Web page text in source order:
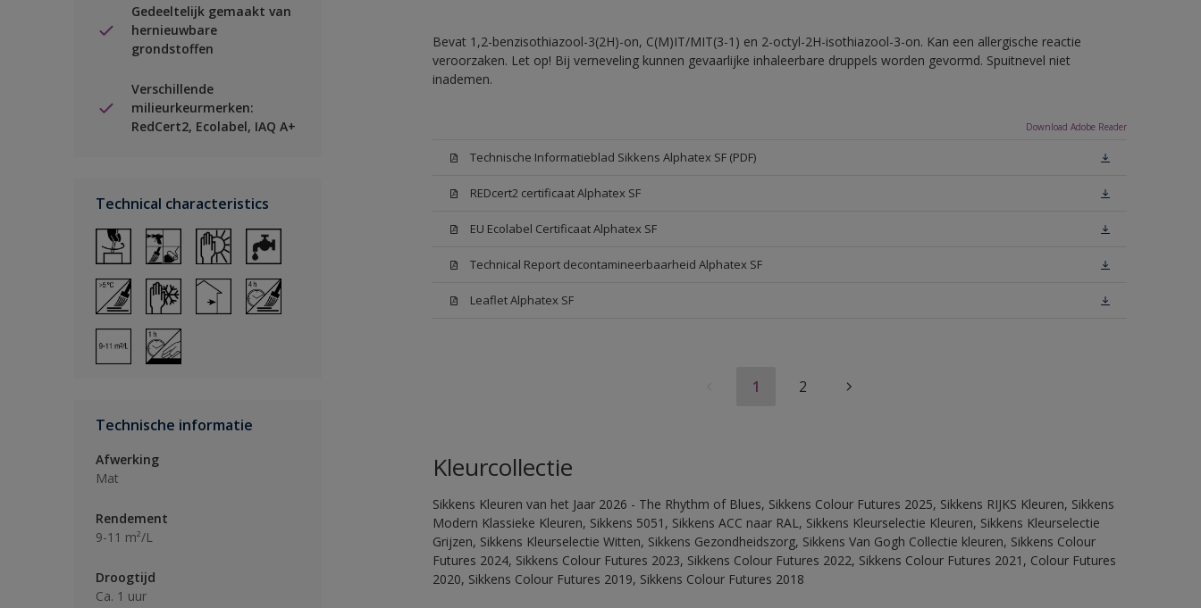
Gedeeltelijk gemaakt van
hernieuwbare
grondstoffen
Verschillende
milieurkeurmerken:
RedCert2, Ecolabel, IAQ A+
Technical characteristics
Technische informatie
Afwerking
Mat
Rendement
9-11 m²/L
Droogtijd
Ca. 1 uur
Bevat 1,2-benzisothiazool-3(2H)-on, C(M)IT/MIT(3-1) en 2-octyl-2H-isothiazool-3-on. Kan een allergische reactie
veroorzaken. Let op! Bij verneveling kunnen gevaarlijke inhaleerbare druppels worden gevormd. Spuitnevel niet
inademen.
Download Adobe Reader
Technische Informatieblad Sikkens Alphatex SF (PDF)
REDcert2 certificaat Alphatex SF
EU Ecolabel Certificaat Alphatex SF
Technical Report decontamineerbaarheid Alphatex SF
Leaflet Alphatex SF
1 2
Kleurcollectie
Sikkens Kleuren van het Jaar 2026 - The Rhythm of Blues, Sikkens Colour Futures 2025, Sikkens RIJKS Kleuren, Sikkens
Modern Klassieke Kleuren, Sikkens 5051, Sikkens ACC naar RAL, Sikkens Kleurselectie Kleuren, Sikkens Kleurselectie
Grijzen, Sikkens Kleurselectie Witten, Sikkens Gezondheidszorg, Sikkens Van Gogh Collectie kleuren, Sikkens Colour
Futures 2024, Sikkens Colour Futures 2023, Sikkens Colour Futures 2022, Sikkens Colour Futures 2021, Colour Futures
2020, Sikkens Colour Futures 2019, Sikkens Colour Futures 2018